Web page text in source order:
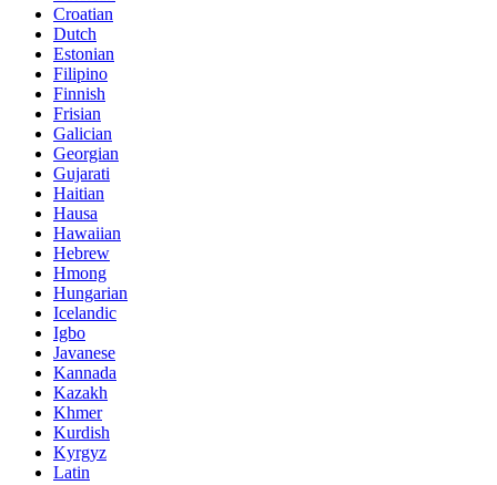
Croatian
Dutch
Estonian
Filipino
Finnish
Frisian
Galician
Georgian
Gujarati
Haitian
Hausa
Hawaiian
Hebrew
Hmong
Hungarian
Icelandic
Igbo
Javanese
Kannada
Kazakh
Khmer
Kurdish
Kyrgyz
Latin